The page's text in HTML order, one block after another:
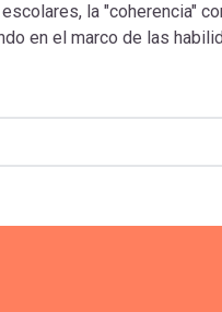
la "coherencia"
en el marco de las